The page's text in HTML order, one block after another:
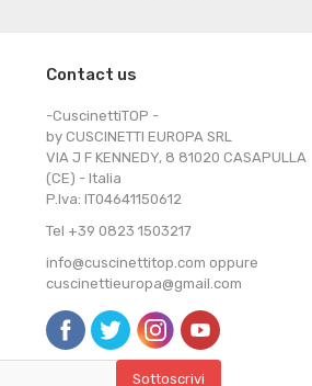
Contact us
-CuscinettiTOP -
by CUSCINETTI EUROPA SRL
VIA J F KENNEDY, 8 81020 CASAPULLA
(CE) - Italia
P.Iva: IT04641150612
Tel +39 0823 1503217
info@cuscinettitop.com oppure
cuscinettieuropa@gmail.com